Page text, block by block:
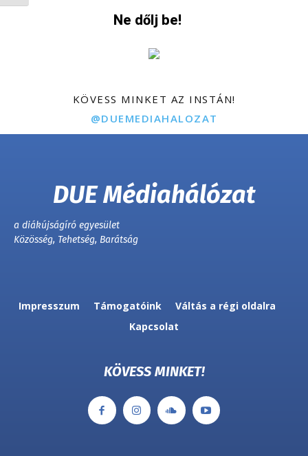
Ne dőlj be!
KÖVESS MINKET AZ INSTÁN!
@DUEMEDIAHALOZAT
DUE Médiahálózat
a diákújságíró egyesület
Közösség, Tehetség, Barátság
Impresszum Támogatóink
Váltás a régi oldalra
Kapcsolat
KÖVESS MINKET!